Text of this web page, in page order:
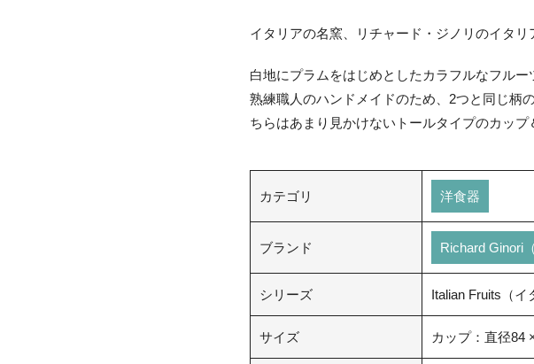
イタリアの名窯、リチャード・ジノリのイタ
白地にプラムをはじめとしたカラフルなフル
熟練職人のハンドメイドのため、2つと同じ柄
ちらはあまり見かけないトールタイプのカップ
カテゴリ 洋食器
ブランド Richard Ginori
シリーズ Italian Fruits（イ
サイズ カップ：直径84